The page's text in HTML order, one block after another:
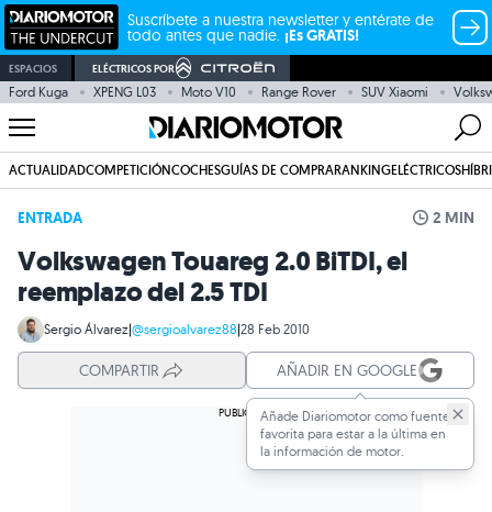
Suscríbete a nuestra newsletter y entérate de
todo antes que nadie. ¡Es GRATIS!
ESPACIOS ELÉCTRICOS POR
Ford Kuga XPENG L03 Moto V10 Range Rover SUV Xiaomi
ACTUALIDADCOMPETICIÓNCOCHESGUÍAS DE COMPRARANKINGELÉCTRICOS
ENTRADA 2 MIN
Volkswagen Touareg 2.0 BiTDI, el
reemplazo del 2.5 TDI
Sergio Álvarez|@sergioalvarez88|28 Feb 2010
COMPARTIR AÑADIR EN GOOGLE
Añade Diariomotor como fuente
favorita para estar a la última en
la información de motor.